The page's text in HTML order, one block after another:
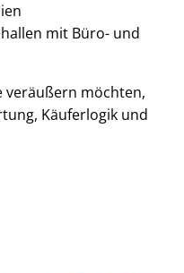
mit Büro- und
veräußern möchten,
Käuferlogik und